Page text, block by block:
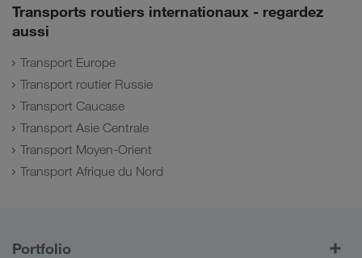
Transports routiers internationaux - regardez
aussi
Transport Europe
Transport routier Russie
Transport Caucase
Transport Asie Centrale
Transport Moyen-Orient
Transport Afrique du Nord
Portfolio